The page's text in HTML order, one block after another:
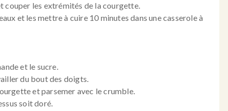
couper les extrémités de la courgette.
et les mettre à cuire 10 minutes dans une casserole à
et le sucre.
du bout des doigts.
et parsemer avec le crumble.
soit doré.